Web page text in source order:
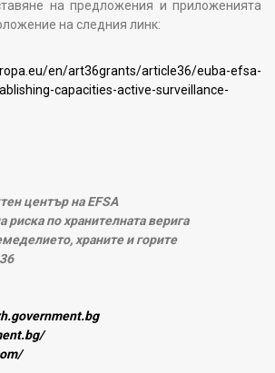
на предложения и приложенията
на следния линк:
en/art36grants/article36/euba-efsa-
capacities-active-surveillance-
център на EFSA
риска по хранителната верига
храните и горите